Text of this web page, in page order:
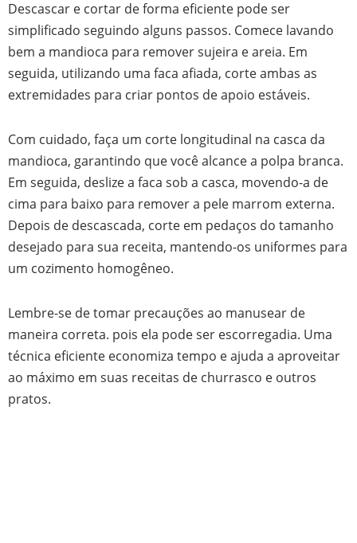
Descascar e cortar de forma eficiente pode ser
simplificado seguindo alguns passos. Comece lavando
bem a mandioca para remover sujeira e areia. Em
seguida, utilizando uma faca afiada, corte ambas as
extremidades para criar pontos de apoio estáveis.
Com cuidado, faça um corte longitudinal na casca da
mandioca, garantindo que você alcance a polpa branca.
Em seguida, deslize a faca sob a casca, movendo-a de
cima para baixo para remover a pele marrom externa.
Depois de descascada, corte em pedaços do tamanho
desejado para sua receita, mantendo-os uniformes para
um cozimento homogêneo.
Lembre-se de tomar precauções ao manusear de
maneira correta. pois ela pode ser escorregadia. Uma
técnica eficiente economiza tempo e ajuda a aproveitar
ao máximo em suas receitas de churrasco e outros
pratos.